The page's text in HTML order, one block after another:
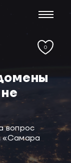
вопрос
«Самара
0